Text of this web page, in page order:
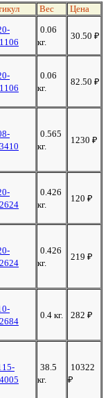
Вес
Цена
0.06
кг.
30.50 ₽
0.06
кг.
82.50 ₽
0.565
кг.
1230 ₽
0.426
кг.
120 ₽
0.426
кг.
219 ₽
0.4 кг. 282 ₽
38.5
кг.
10322
₽